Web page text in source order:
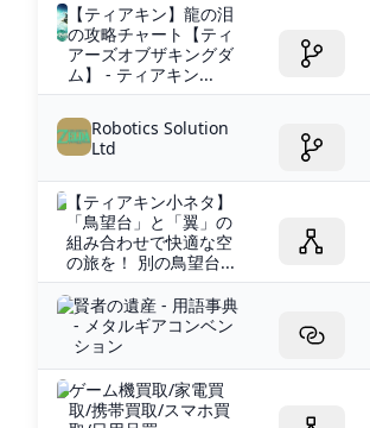
【ティアキン】龍の泪
の攻略チャート【ティ
アーズオブザキングダ
ム】 - ティアキン...
Robotics Solution
Ltd
【ティアキン小ネタ】
「鳥望台」と「翼」の
組み合わせで快適な空
の旅を！ 別の鳥望台...
賢者の遺産 - 用語事典
- メタルギアコンベン
ション
ゲーム機買取/家電買
取/携帯買取/スマホ買